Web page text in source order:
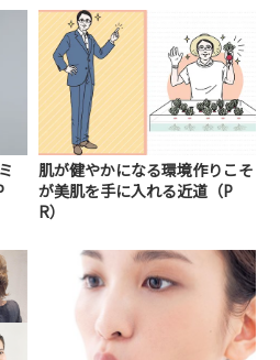
肌が健やかになる環境作りこそ
が美肌を手に入れる近道（P
R）